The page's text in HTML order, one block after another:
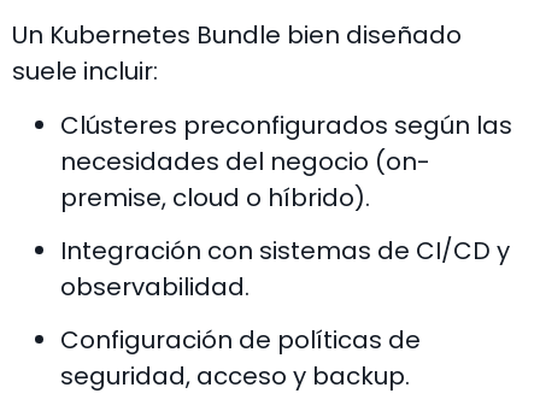
Un Kubernetes Bundle bien diseñado
suele incluir:
Clústeres preconfigurados según las
necesidades del negocio (on-
premise, cloud o híbrido).
Integración con sistemas de CI/CD y
observabilidad.
Configuración de políticas de
seguridad, acceso y backup.